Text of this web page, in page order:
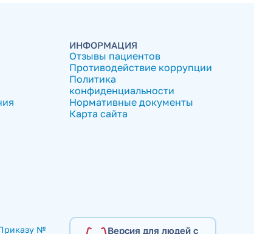
ИНФОРМАЦИЯ
Отзывы пациентов
Противодействие коррупции
Политика
конфиденциальности
Нормативные документы
Карта сайта
№
Версия для людей с